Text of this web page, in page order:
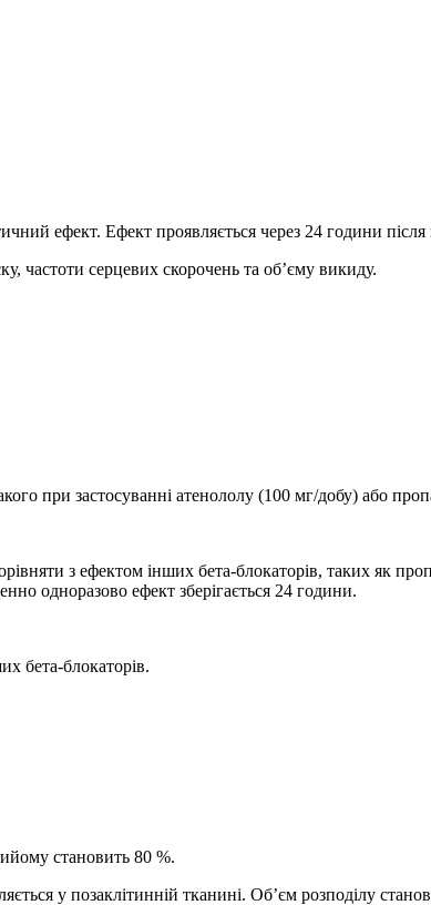
ефект. Ефект проявляється через 24 години
частоти серцевих скорочень та об’єму викиду.
при застосуванні атенололу (100 мг/добу) або
з ефектом інших бета-блокаторів, таких як
одноразово ефект зберігається 24 години.
бета-блокаторів.
становить 80 %.
у позаклітинній тканині. Об’єм розподілу